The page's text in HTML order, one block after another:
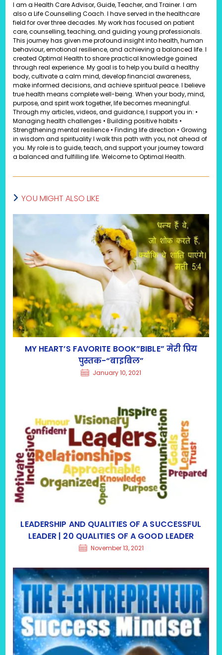
I am a Health Care Advisor, Guide, Teacher, and Trainer. I am
also a Life Counselling Coach. I have served in the healthcare
field for over three decades. My work has focused on patient
care, counselling, teaching, and guiding young professionals.
This journey has given me profound insight into health, human
behaviour, emotional resilience, and achieving a balanced life. I
created Optimal Health to share practical knowledge gained
through real experience. My goal is to help you build a healthy
body, cultivate a calm mind, develop financial awareness,
make informed decisions, and achieve spiritual peace. I believe
true health means complete well-being. When your body, mind,
purpose, and spirit work together, life becomes meaningful.
Through my articles, videos, and guidance, I support you in: •
Managing health challenges • Building positive habits •
Strengthening mental resilience • Finding life direction • Growing
in wisdom and spirituality I walk this path with you, not ahead of
you. My role is to guide, teach, and support your journey toward
a balanced and fulfilling life. Welcome to Optimal Health.
YOU MIGHT ALSO LIKE
MY HEART’S FAVORITE BOOK”BIBLE” मेरी प्रिय
पुस्तक-“बाइबिल”
January 10, 2021
LEADERSHIP AND QUALITIES OF A SUCCESSFUL
LEADER | 20 QUALITIES OF A GOOD LEADER
November 13, 2021